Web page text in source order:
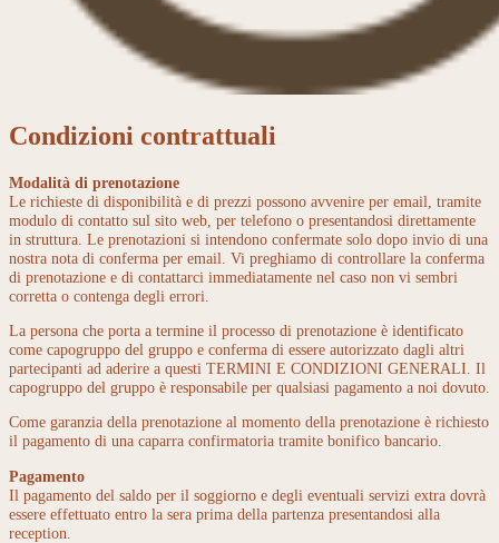
Condizioni contrattuali
Modalità di prenotazione
Le richieste di disponibilità e di prezzi possono avvenire per email, tramite
modulo di contatto sul sito web, per telefono o presentandosi direttamente
in struttura. Le prenotazioni si intendono confermate solo dopo invio di una
nostra nota di conferma per email. Vi preghiamo di controllare la conferma
di prenotazione e di contattarci immediatamente nel caso non vi sembri
corretta o contenga degli errori.
La persona che porta a termine il processo di prenotazione è identificato
come capogruppo del gruppo e conferma di essere autorizzato dagli altri
partecipanti ad aderire a questi TERMINI E CONDIZIONI GENERALI. Il
capogruppo del gruppo è responsabile per qualsiasi pagamento a noi dovuto.
Come garanzia della prenotazione al momento della prenotazione è richiesto
il pagamento di una caparra confirmatoria tramite bonifico bancario.
Pagamento
Il pagamento del saldo per il soggiorno e degli eventuali servizi extra dovrà
essere effettuato entro la sera prima della partenza presentandosi alla
reception.